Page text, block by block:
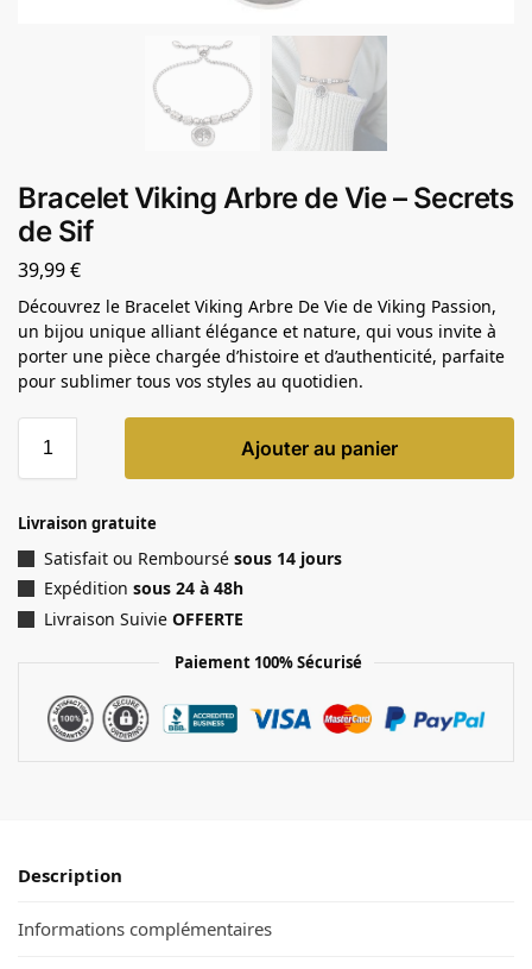
Bracelet Viking Arbre de Vie – Secrets
de Sif
39,99€
Découvrez le Bracelet Viking Arbre De Vie de Viking Passion,
un bijou unique alliant élégance et nature, qui vous invite à
porter une pièce chargée d’histoire et d’authenticité, parfaite
pour sublimer tous vos styles au quotidien.
Ajouter au panier
Livraison gratuite
Satisfait ou Remboursé sous 14 jours
Expédition sous 24 à 48h
Livraison Suivie OFFERTE
Paiement 100% Sécurisé
Description
Informations complémentaires